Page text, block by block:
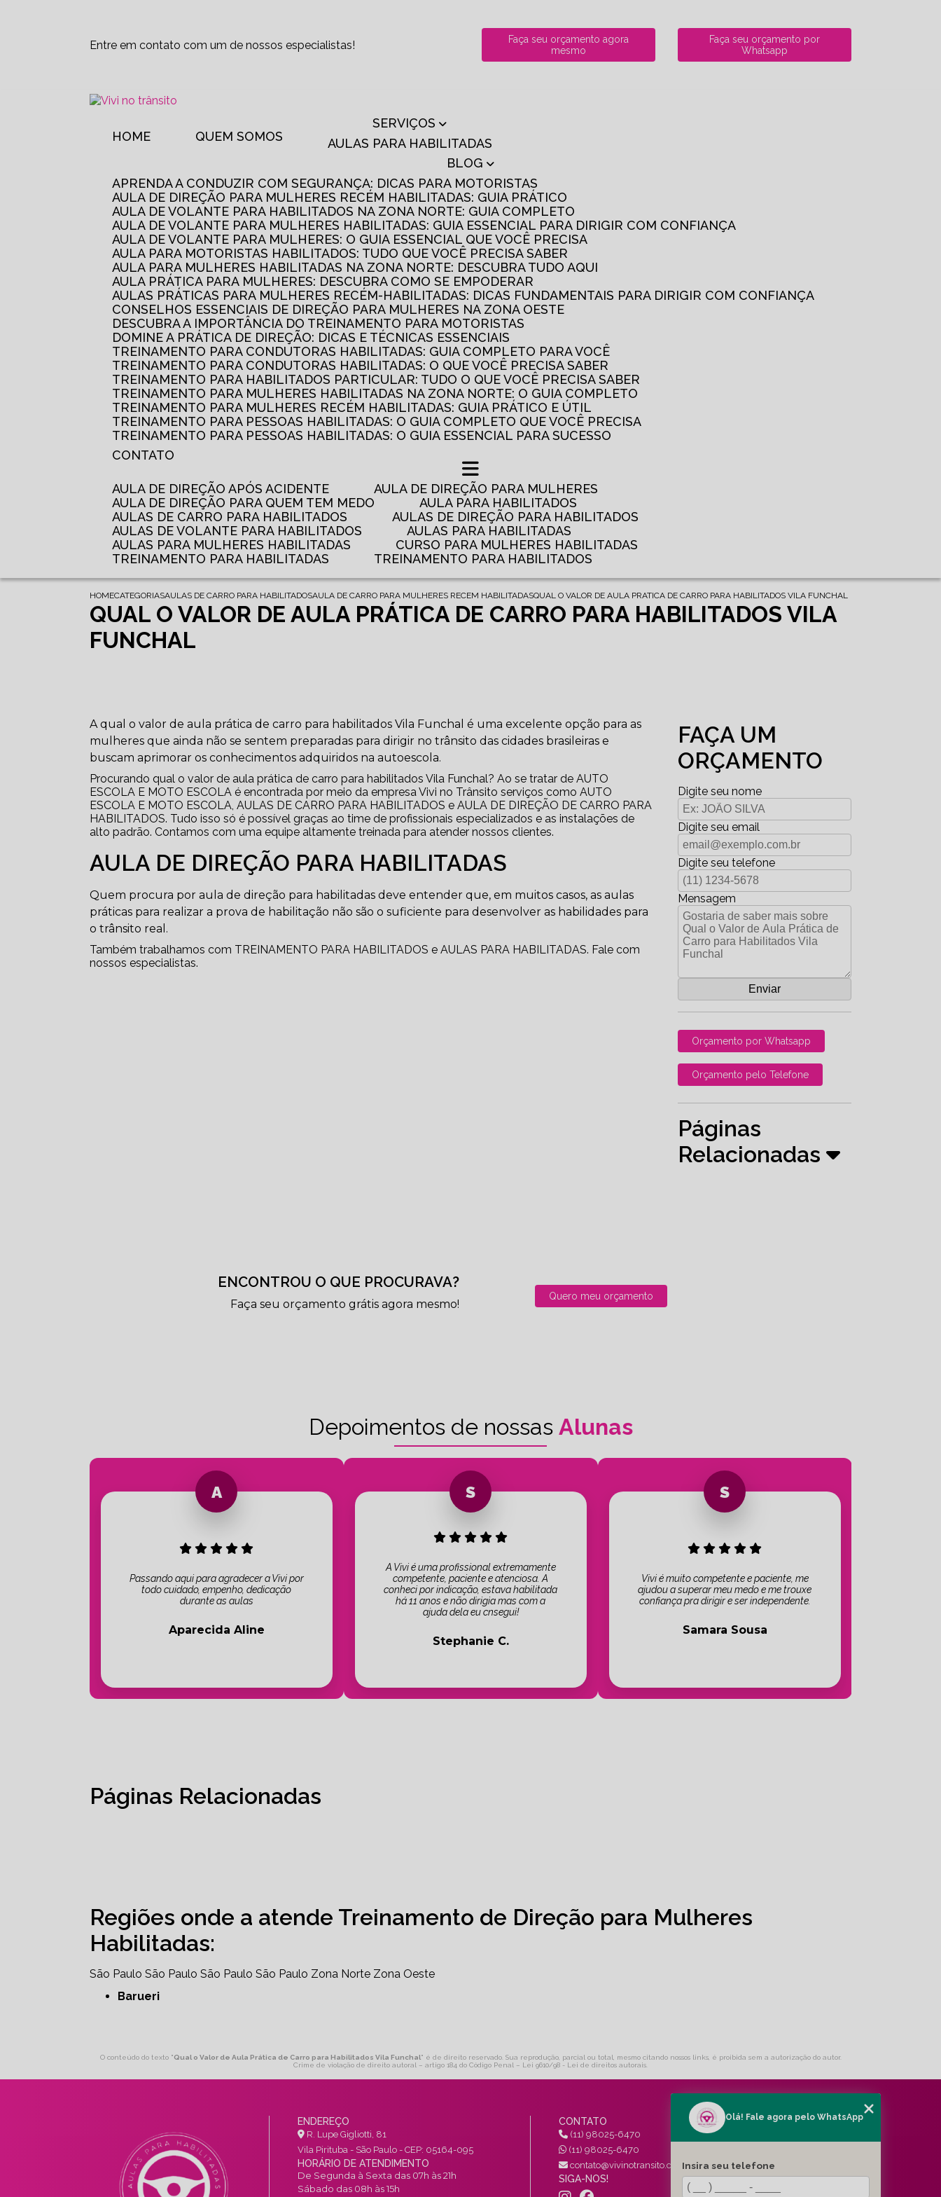
Entre em contato com um de nossos especialistas!
Faça seu orçamento agora
mesmo
Faça seu orçamento por
Whatsapp
HOME QUEM SOMOS
SERVIÇOS
AULAS PARA HABILITADAS
BLOG
APRENDA A CONDUZIR COM SEGURANÇA: DICAS PARA MOTORISTAS
AULA DE DIREÇÃO PARA MULHERES RECÉM HABILITADAS: GUIA PRÁTICO
AULA DE VOLANTE PARA HABILITADOS NA ZONA NORTE: GUIA COMPLETO
AULA DE VOLANTE PARA MULHERES HABILITADAS: GUIA ESSENCIAL PARA DIRIGIR COM CONFIANÇA
AULA DE VOLANTE PARA MULHERES: O GUIA ESSENCIAL QUE VOCÊ PRECISA
AULA PARA MOTORISTAS HABILITADOS: TUDO QUE VOCÊ PRECISA SABER
AULA PARA MULHERES HABILITADAS NA ZONA NORTE: DESCUBRA TUDO AQUI
AULA PRÁTICA PARA MULHERES: DESCUBRA COMO SE EMPODERAR
AULAS PRÁTICAS PARA MULHERES RECÉM-HABILITADAS: DICAS FUNDAMENTAIS PARA DIRIGIR COM CONFIANÇA
CONSELHOS ESSENCIAIS DE DIREÇÃO PARA MULHERES NA ZONA OESTE
DESCUBRA A IMPORTÂNCIA DO TREINAMENTO PARA MOTORISTAS
DOMINE A PRÁTICA DE DIREÇÃO: DICAS E TÉCNICAS ESSENCIAIS
TREINAMENTO PARA CONDUTORAS HABILITADAS: GUIA COMPLETO PARA VOCÊ
TREINAMENTO PARA CONDUTORAS HABILITADAS: O QUE VOCÊ PRECISA SABER
TREINAMENTO PARA HABILITADOS PARTICULAR: TUDO O QUE VOCÊ PRECISA SABER
TREINAMENTO PARA MULHERES HABILITADAS NA ZONA NORTE: O GUIA COMPLETO
TREINAMENTO PARA MULHERES RECÉM HABILITADAS: GUIA PRÁTICO E ÚTIL
TREINAMENTO PARA PESSOAS HABILITADAS: O GUIA COMPLETO QUE VOCÊ PRECISA
TREINAMENTO PARA PESSOAS HABILITADAS: O GUIA ESSENCIAL PARA SUCESSO
CONTATO
AULA DE DIREÇÃO APÓS ACIDENTE
AULA DE DIREÇÃO PARA MULHERES
AULA DE DIREÇÃO PARA QUEM TEM MEDO
AULA PARA HABILITADOS
AULAS DE CARRO PARA HABILITADOS
AULAS DE DIREÇÃO PARA HABILITADOS
AULAS DE VOLANTE PARA HABILITADOS
AULAS PARA HABILITADAS
AULAS PARA MULHERES HABILITADAS
CURSO PARA MULHERES HABILITADAS
TREINAMENTO PARA HABILITADAS
TREINAMENTO PARA HABILITADOS
HOMECATEGORIASAULAS DE CARRO PARA HABILITADOSAULA DE CARRO PARA MULHERES RECEM HABILITADASQUAL O VALOR DE AULA PRATICA DE CARRO PARA HABILITADOS VILA FUNCHAL
QUAL O VALOR DE AULA PRÁTICA DE CARRO PARA HABILITADOS VILA
FUNCHAL
A qual o valor de aula prática de carro para habilitados Vila Funchal é uma excelente opção para as
mulheres que ainda não se sentem preparadas para dirigir no trânsito das cidades brasileiras e
buscam aprimorar os conhecimentos adquiridos na autoescola.
Procurando qual o valor de aula prática de carro para habilitados Vila Funchal? Ao se tratar de AUTO
ESCOLA E MOTO ESCOLA é encontrada por meio da empresa Vivi no Trânsito serviços como AUTO
ESCOLA E MOTO ESCOLA, AULAS DE CARRO PARA HABILITADOS e AULA DE DIREÇÃO DE CARRO PARA
HABILITADOS. Tudo isso só é possível graças ao time de profissionais especializados e as instalações de
alto padrão. Contamos com uma equipe altamente treinada para atender nossos clientes.
AULA DE DIREÇÃO PARA HABILITADAS
Quem procura por aula de direção para habilitadas deve entender que, em muitos casos, as aulas
práticas para realizar a prova de habilitação não são o suficiente para desenvolver as habilidades para
o trânsito real.
Também trabalhamos com TREINAMENTO PARA HABILITADOS e AULAS PARA HABILITADAS. Fale com
nossos especialistas.
FAÇA UM
ORÇAMENTO
Digite seu nome
Digite seu email
Digite seu telefone
Mensagem
Orçamento por Whatsapp
Orçamento pelo Telefone
Páginas
Relacionadas
ENCONTROU O QUE PROCURAVA?
Faça seu orçamento grátis agora mesmo!
Quero meu orçamento
Depoimentos de nossas Alunas
Passando aqui para agradecer a Vivi por
todo cuidado, empenho, dedicação
durante as aulas
Aparecida Aline
A Vivi é uma profissional extremamente
competente, paciente e atenciosa. A
conheci por indicação, estava habilitada
há 11 anos e não dirigia mas com a
ajuda dela eu cnsegui!
Stephanie C.
Vivi é muito competente e paciente, me
ajudou a superar meu medo e me trouxe
confiança pra dirigir e ser independente.
Samara Sousa
Páginas Relacionadas
Regiões onde a atende Treinamento de Direção para Mulheres
Habilitadas:
São Paulo São Paulo São Paulo São Paulo Zona Norte Zona Oeste
Barueri
O conteúdo do texto "Qual o Valor de Aula Prática de Carro para Habilitados Vila Funchal" é de direito reservado. Sua reprodução, parcial ou total, mesmo citando nossos links, é proibida sem a autorização do autor.
Crime de violação de direito autoral – artigo 184 do Código Penal – Lei 9610/98 - Lei de direitos autorais.
ENDEREÇO
R. Lupe Gigliotti, 81
Vila Pirituba - São Paulo - CEP: 05164-095
HORÁRIO DE ATENDIMENTO
De Segunda à Sexta das 07h às 21h
Sábado das 08h às 15h
CONTATO
(11) 98025-6470
(11) 98025-6470
contato@vivinotransito.com.br
SIGA-NOS!
MENU
SERVIÇOS
Olá! Fale agora pelo WhatsApp
Insira seu telefone